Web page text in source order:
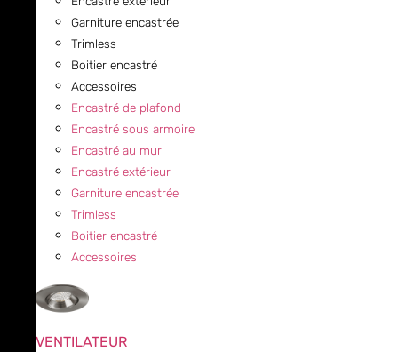
Garniture encastrée
Trimless
Boitier encastré
Accessoires
Encastré de plafond
Encastré sous armoire
Encastré au mur
Encastré extérieur
Garniture encastrée
Trimless
Boitier encastré
Accessoires
VENTILATEUR